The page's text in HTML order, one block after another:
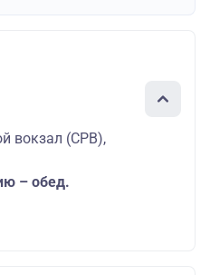
вокзал (СРВ),
– обед.